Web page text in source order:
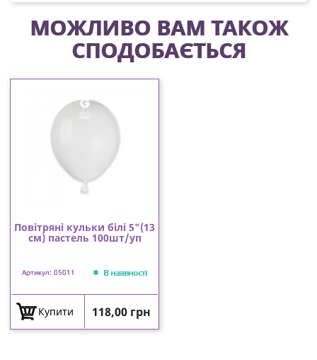
МОЖЛИВО ВАМ ТАКОЖ
СПОДОБАЄТЬСЯ
Повітряні кульки білі 5"(13
см) пастель 100шт/уп
Артикул: 05011 В наявності
Купити Ціна
118,00 грн